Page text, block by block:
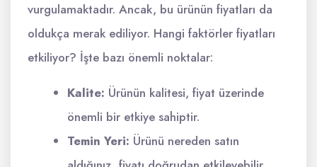
vurgulamaktadır. Ancak, bu ürünün fiyatları da
oldukça merak ediliyor. Hangi faktörler fiyatları
etkiliyor? İşte bazı önemli noktalar:
Kalite: Ürünün kalitesi, fiyat üzerinde
önemli bir etkiye sahiptir.
Temin Yeri: Ürünü nereden satın